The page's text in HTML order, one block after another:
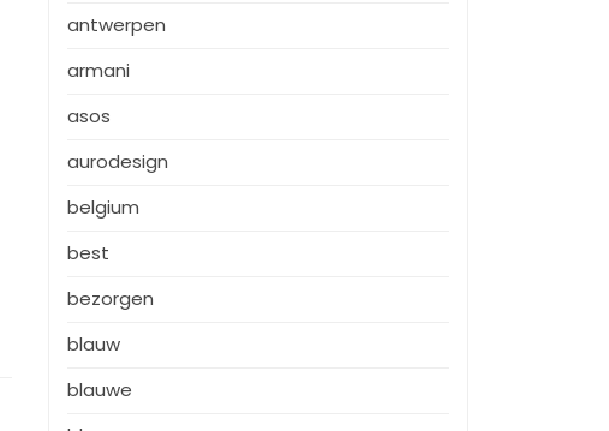
antwerpen
armani
asos
aurodesign
belgium
best
bezorgen
blauw
blauwe